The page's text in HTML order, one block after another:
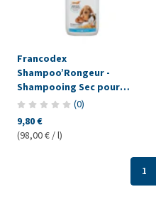
Francodex
Shampoo’Rongeur -
Shampooing Sec pour
Lapin et Rongeur
(0)
9,80 €
(98,00 € / l)
1